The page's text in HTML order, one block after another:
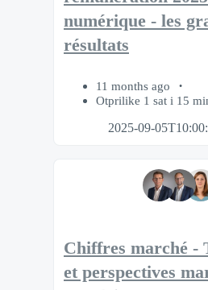
numérique - les
résultats
11 months ago
Otprilike 1 sat i 15
2025-09-
Chiffres marché -
et perspectives